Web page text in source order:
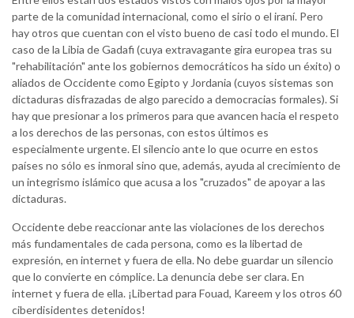
parte de la comunidad internacional, como el sirio o el iraní. Pero
hay otros que cuentan con el visto bueno de casi todo el mundo. El
caso de la Libia de Gadafi (cuya extravagante gira europea tras su
"rehabilitación" ante los gobiernos democráticos ha sido un éxito) o
aliados de Occidente como Egipto y Jordania (cuyos sistemas son
dictaduras disfrazadas de algo parecido a democracias formales). Si
hay que presionar a los primeros para que avancen hacia el respeto
a los derechos de las personas, con estos últimos es
especialmente urgente. El silencio ante lo que ocurre en estos
países no sólo es inmoral sino que, además, ayuda al crecimiento de
un integrismo islámico que acusa a los "cruzados" de apoyar a las
dictaduras.
Occidente debe reaccionar ante las violaciones de los derechos
más fundamentales de cada persona, como es la libertad de
expresión, en internet y fuera de ella. No debe guardar un silencio
que lo convierte en cómplice. La denuncia debe ser clara. En
internet y fuera de ella. ¡Libertad para Fouad, Kareem y los otros 60
ciberdisidentes detenidos!